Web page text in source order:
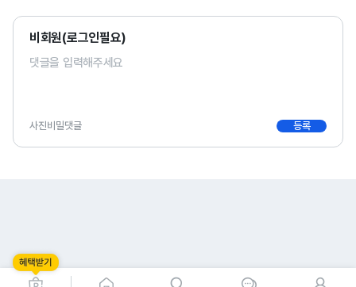
비회원(로그인필요)
사진비밀댓글 등록